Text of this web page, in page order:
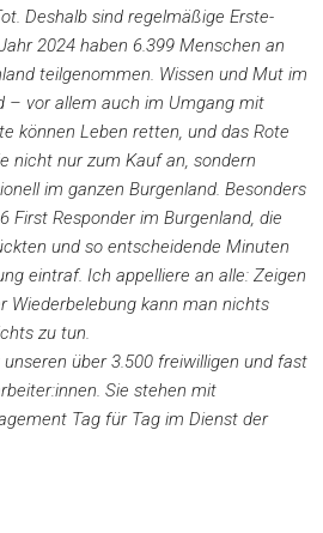
Deshalb sind regelmäßige Erste-
2024 haben 6.399 Menschen an
teilgenommen. Wissen und Mut im
– vor allem auch im Umgang mit
können Leben retten, und das Rote
nicht nur zum Kauf an, sondern
im ganzen Burgenland. Besonders
First Responder im Burgenland, die
und so entscheidende Minuten
eintraf. Ich appelliere an alle: Zeigen
Wiederbelebung kann man nichts
zu tun.
über 3.500 freiwilligen und fast
Sie stehen mit
Tag für Tag im Dienst der